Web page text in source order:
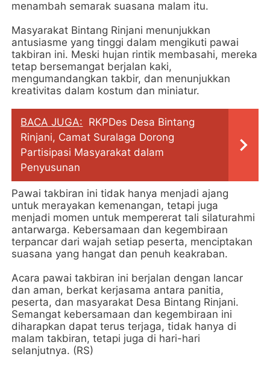
menambah semarak suasana malam itu.
Masyarakat Bintang Rinjani menunjukkan
antusiasme yang tinggi dalam mengikuti pawai
takbiran ini. Meski hujan rintik membasahi, mereka
tetap bersemangat berjalan kaki,
mengumandangkan takbir, dan menunjukkan
kreativitas dalam kostum dan miniatur.
BACA JUGA: RKPDes Desa Bintang
Rinjani, Camat Suralaga Dorong
Partisipasi Masyarakat dalam
Penyusunan
Pawai takbiran ini tidak hanya menjadi ajang
untuk merayakan kemenangan, tetapi juga
menjadi momen untuk mempererat tali silaturahmi
antarwarga. Kebersamaan dan kegembiraan
terpancar dari wajah setiap peserta, menciptakan
suasana yang hangat dan penuh keakraban.
Acara pawai takbiran ini berjalan dengan lancar
dan aman, berkat kerjasama antara panitia,
peserta, dan masyarakat Desa Bintang Rinjani.
Semangat kebersamaan dan kegembiraan ini
diharapkan dapat terus terjaga, tidak hanya di
malam takbiran, tetapi juga di hari-hari
selanjutnya. (RS)